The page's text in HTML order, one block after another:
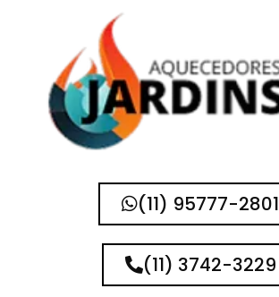
(11) 95777-2801
(11) 3742-3229